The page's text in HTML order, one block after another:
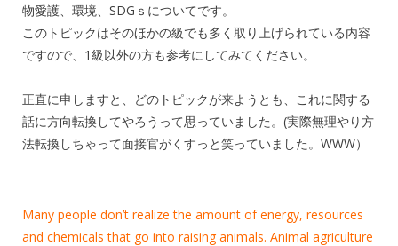
物愛護、環境、SDGｓについてです。
このトピックはそのほかの級でも多く取り上げられている内容
ですので、1級以外の方も参考にしてみてください。
正直に申しますと、どのトピックが来ようとも、これに関する
話に方向転換してやろうって思っていました。(実際無理やり方
法転換しちゃって面接官がくすっと笑っていました。WWW）
Many people don’t realize the amount of energy, resources
and chemicals that go into raising animals. Animal agriculture